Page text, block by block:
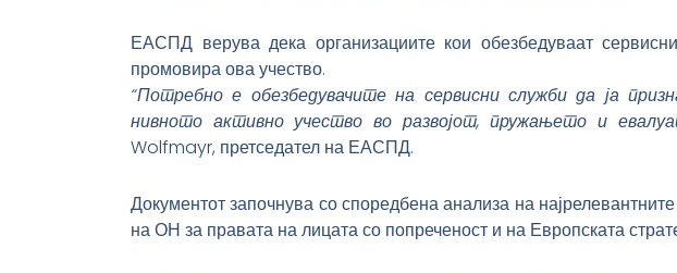
ЕАСПД верува дека организациите кои обезбедуваат
промовира ова учество.
“Потребно е обезбедувачите на сервисни служби да ја
нивното активно учество во развојот, пружањето и
Wolfmayr, претседател на ЕАСПД.
Документот започнува со споредбена анализа на
на ОН за правата на лицата со попреченост и на Европската